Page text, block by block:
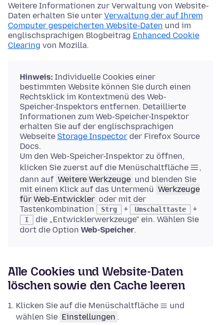
Weitere Informationen zur Verwaltung von Website-
Daten erhalten Sie unter Verwaltung der auf Ihrem
Computer gespeicherten Website-Daten und im
englischsprachigen Blogbeitrag Enhanced Cookie
Clearing von Mozilla.
Hinweis: Individuelle Cookies einer
bestimmten Website können Sie durch einen
Rechtsklick im Kontextmenü des Web-
Speicher-Inspektors entfernen. Detaillierte
Informationen zum Web-Speicher-Inspektor
erhalten Sie auf der englischsprachigen
Webseite Storage Inspector der Firefox Source
Docs.
Um den Web-Speicher-Inspektor zu öffnen,
klicken Sie zuerst auf die Menüschaltfläche
,
dann auf Weitere Werkzeuge und blenden Sie
mit einem Klick auf das Untermenü Werkzeuge
für Web-Entwickler oder mit der
Tastenkombination
Strg + Umschalttaste +
I
die „Entwicklerwerkzeuge" ein. Wählen Sie
dort die Option Web-Speicher.
Alle Cookies und Website-Daten
löschen sowie den Cache leeren
Klicken Sie auf die Menüschaltfläche
und
wählen Sie Einstellungen .